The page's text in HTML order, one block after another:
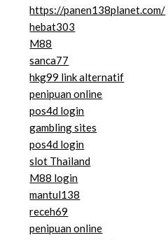
https://panen138planet.com/
hebat303
M88
sanca77
hkg99 link alternatif
penipuan online
pos4d login
gambling sites
pos4d login
slot Thailand
M88 login
mantul138
receh69
penipuan online